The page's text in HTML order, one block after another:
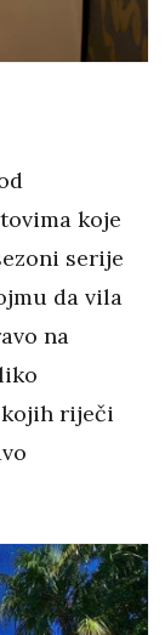
koje
serije
da vila
na
kojih riječi